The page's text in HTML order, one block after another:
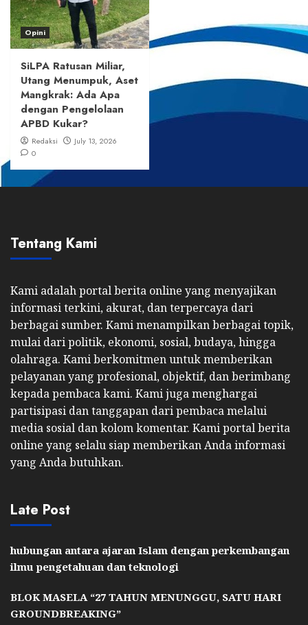
Opini
SiLPA Ratusan Miliar,
Utang Menumpuk, Aset
Mangkrak: Ada Apa
dengan Pengelolaan
APBD Kukar?
Redaksi
July 13, 2026
0
Tentang Kami
Kami adalah portal berita online yang menyajikan
informasi terkini, akurat, dan terpercaya dari
berbagai sumber. Kami menampilkan berbagai topik,
mulai dari politik, ekonomi, sosial, budaya, hingga
olahraga. Kami berkomitmen untuk memberikan
pelayanan yang profesional, objektif, dan berimbang
kepada pembaca kami. Kami juga menghargai
partisipasi dan tanggapan dari pembaca melalui
media sosial dan kolom komentar. Kami portal berita
online yang selalu siap memberikan Anda informasi
yang Anda butuhkan.
Late Post
hubungan antara ajaran Islam dengan perkembangan
ilmu pengetahuan dan teknologi
BLOK MASELA “27 TAHUN MENUNGGU, SATU HARI
GROUNDBREAKING”